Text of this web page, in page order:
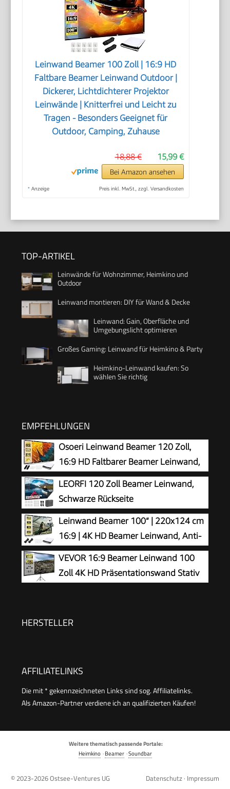
Leinwand Beamer 100 Zoll | 16:9 HD
Faltbare Beamer Leinwand Outdoor |
Dickerer, Lichtdichterer Projektor
Leinwände | Knitterfrei und Leicht zu
Tragen - Besonders Geeignet für
Outdoor, Camping, Zuhause
15,99 €
18,88 €
Bei Amazon ansehen
* Anzeige Preis inkl. MwSt., zzgl. Versandkosten
TOP-ARTIKEL
Leinwände für Wohnzimmer, Heimkino und
Outdoor
Leinwand montieren: DIY für Wand & Decke
Leinwand: Gain, Oberfläche und
Umgebungslicht optimieren
Großes Gaming: Leinwand für Heimkino & Party
Heimkino-Leinwand kaufen: So
wählen Sie richtig
EMPFEHLUNGEN
Osoeri Leinwand Beamer 120 Zoll,
16:9 HD Faltbarer Beamer Leinwand,
Anti-Falten Doppelseitige Projector
Screen 265x149cm, Tragbarer Projektor
Leinwände für Zuhause, Schule, Treffen
LEORFI 120 Zoll Beamer Leinwand,
Schwarze Rückseite
Projektionsleinwand
Leinwand Beamer 100“ | 220x124 cm
16:9 | 4K HD Beamer Leinwand, Anti-
Falten Doppelseitige Projektion,
Tragbare Faltbarer Projektor Leinwand, für Büro,
Camping und Heimkino (16:9-100 Zoll)
VEVOR 16:9 Beamer Leinwand 100
Zoll 4K HD Präsentationswand Stativ
Leinwand 200-250cm Höhenverstellbar für
HERSTELLER
AFFILIATELINKS
Die mit * gekennzeichneten Links sind sog. Affiliatelinks.
Als Amazon-Partner verdiene ich an qualifizierten Käufen!
Weitere thematisch passende Portale:
Heimkino·Beamer·Soundbar
© 2023-2026Ostsee-Ventures UG Datenschutz · Impressum